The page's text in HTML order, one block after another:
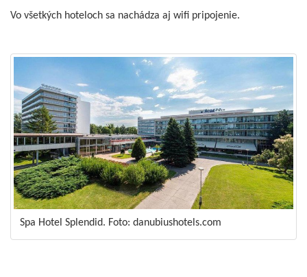
Vo všetkých hoteloch sa nachádza aj wifi pripojenie.
Spa Hotel Splendid. Foto: danubiushotels.com